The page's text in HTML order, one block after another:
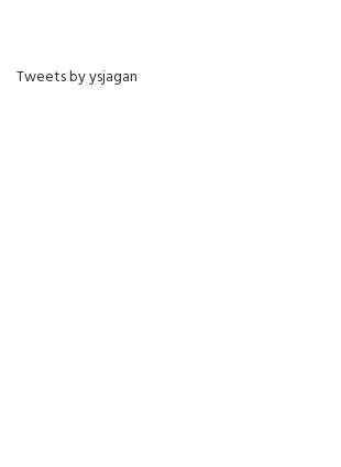
Tweets by ysjagan